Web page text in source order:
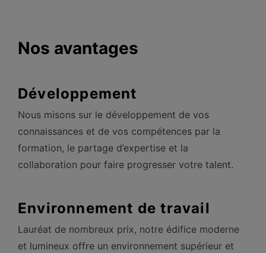
Nos avantages
Développement
Nous misons sur le développement de vos
connaissances et de vos compétences par la
formation, le partage d’expertise et la
collaboration pour faire progresser votre talent.
Environnement de travail
Lauréat de nombreux prix, notre édifice moderne
et lumineux offre un environnement supérieur et